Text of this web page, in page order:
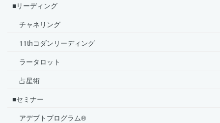
■リーディング
チャネリング
11thコダンリーディング
ラータロット
占星術
■セミナー
アデプトプログラム®